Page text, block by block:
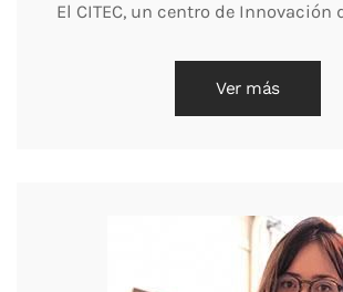
El CITEC, un centro de Innovación
Ver más